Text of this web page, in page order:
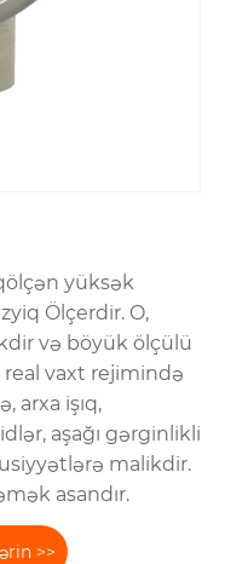
yüksək
Ölçerdir. O,
və böyük ölçülü
vaxt rejimində
arxa işıq,
aşağı gərginlikli
malikdir.
asandır.
>>